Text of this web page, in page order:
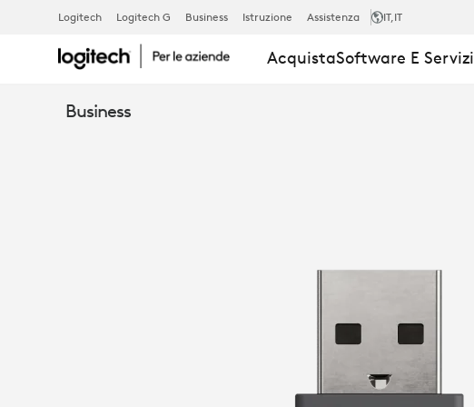
RICEVITORE
ZONE
Logitech Logitech G Business Istruzione Assistenza IT,IT
AcquistaSoftware E Servizi
Business